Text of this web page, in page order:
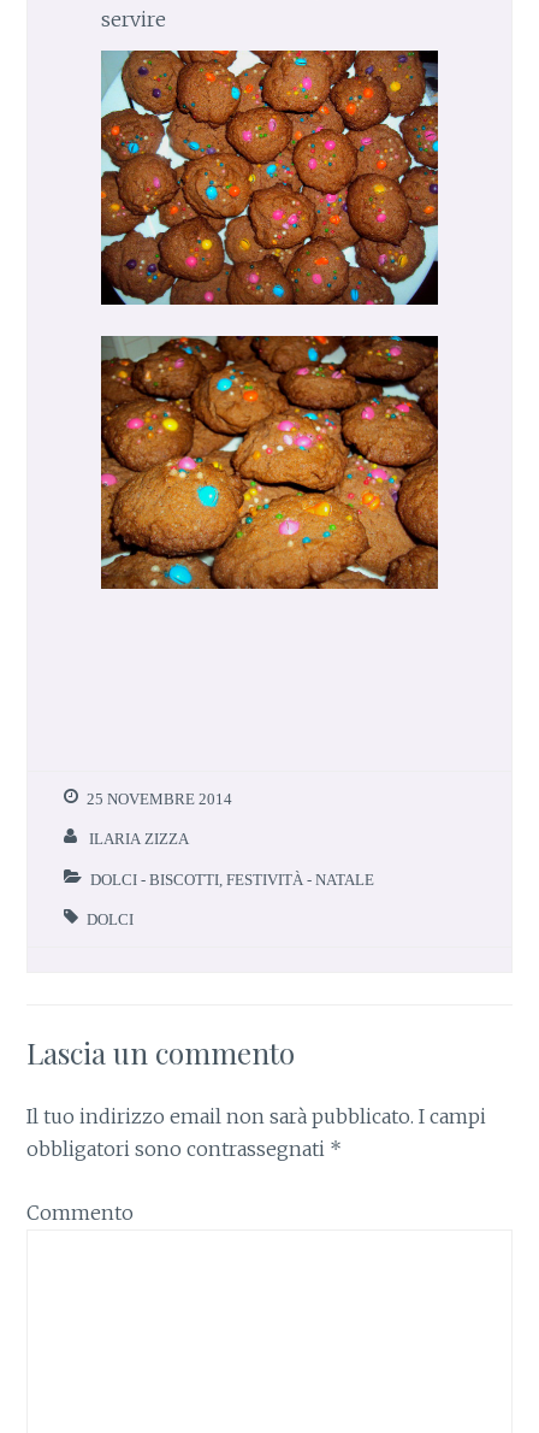
servire
25 NOVEMBRE 2014
ILARIA ZIZZA
DOLCI - BISCOTTI ,FESTIVITÀ - NATALE
DOLCI
Lascia un commento
Il tuo indirizzo email non sarà pubblicato. I campi
obbligatori sono contrassegnati *
Commento